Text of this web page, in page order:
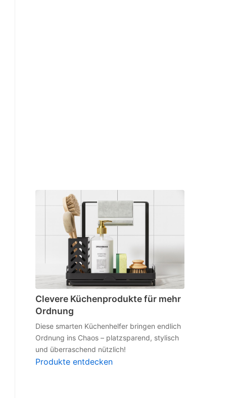
Clevere Küchenprodukte für mehr
Ordnung
Diese smarten Küchenhelfer bringen endlich
Ordnung ins Chaos – platzsparend, stylisch
und überraschend nützlich!
Produkte entdecken